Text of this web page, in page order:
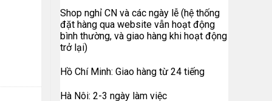
Shop nghỉ CN và các ngày lễ (hệ thống
đặt hàng qua website vẫn hoạt động
bình thường, và giao hàng khi hoạt động
trở lại)
Hồ Chí Minh: Giao hàng từ 24 tiếng
Hà Nôi: 2-3 ngày làm việc